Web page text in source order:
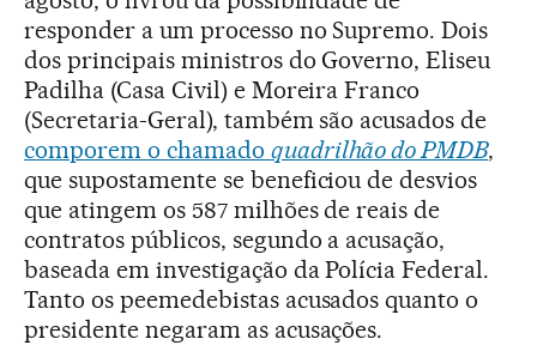
responder a um processo no Supremo. Dois
dos principais ministros do Governo, Eliseu
Padilha (Casa Civil) e Moreira Franco
(Secretaria-Geral), também são acusados de
comporem o chamado quadrilhão do PMDB,
que supostamente se beneficiou de desvios
que atingem os 587 milhões de reais de
contratos públicos, segundo a acusação,
baseada em investigação da Polícia Federal.
Tanto os peemedebistas acusados quanto o
presidente negaram as acusações.